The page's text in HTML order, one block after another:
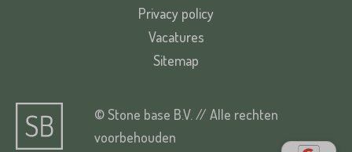
Privacy policy
Vacatures
Sitemap
© Stone base B.V. // Alle rechten
voorbehouden